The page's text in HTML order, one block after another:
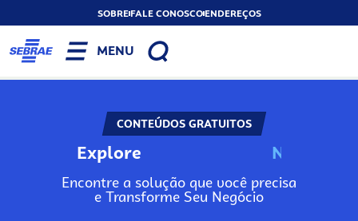
SOBREFALE CONOSCOENDEREÇOS
MENU
CONTEÚDOS GRATUITOS
Explore N
Encontre a solução que você precisa
e Transforme Seu Negócio